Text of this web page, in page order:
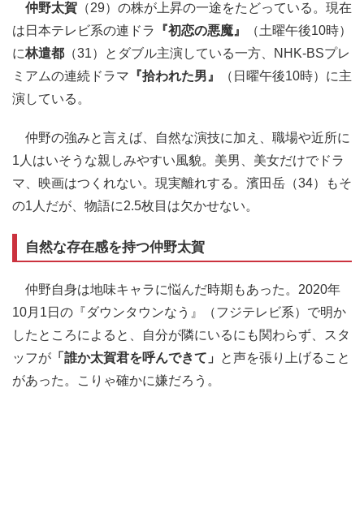
仲野太賀 （29）の株が上昇の一途をたどっている。現在
は日本テレビ系の連ドラ
『初恋の悪魔』
（土曜午後10時）
に林遣都 （31）とダブル主演している一方、NHK-BSプレ
ミアムの連続ドラマ 『拾われた男』
（日曜午後10時）に主
演している。
仲野の強みと言えば、自然な演技に加え、職場や近所に
1人はいそうな親しみやすい風貌。美男、美女だけでドラ
マ、映画はつくれない。現実離れする。濱田岳（34）もそ
の1人だが、物語に2.5枚目は欠かせない。
自然な存在感を持つ仲野太賀
仲野自身は地味キャラに悩んだ時期もあった。2020年
10月1日の『ダウンタウンなう』（フジテレビ系）で明か
したところによると、自分が隣にいるにも関わらず、スタ
ッフが 「誰か太賀君を呼んできて」
と声を張り上げること
があった。こりゃ確かに嫌だろう。